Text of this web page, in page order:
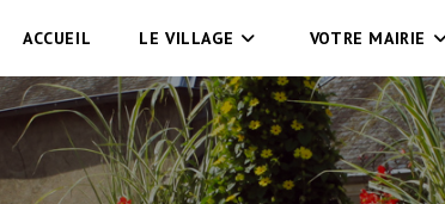
ACCUEIL LE VILLAGE VOTRE MAIRIE